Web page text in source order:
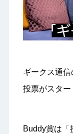
ギークス通
投票がスター
Buddy賞は「